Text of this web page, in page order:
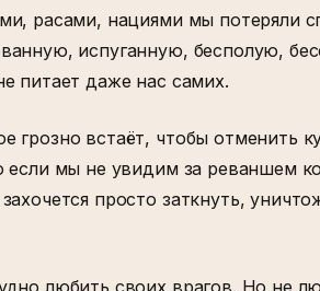
расами, нациями мы потеряли
испуганную, бесполую,
питает даже нас самих.
грозно встаёт, чтобы отменить
если мы не увидим за реваншем
просто заткнуть,